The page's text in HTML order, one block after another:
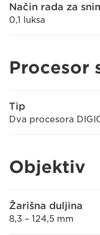
Način rada za
0,1 luksa
Procesor
Tip
Dva procesora
Objektiv
Žarišna duljina
8,3 – 124,5 mm